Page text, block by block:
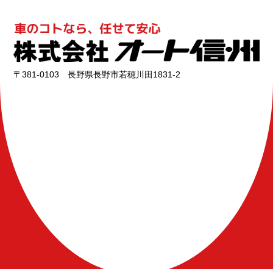
〒381-0103 長野県長野市若穂川田1831-2